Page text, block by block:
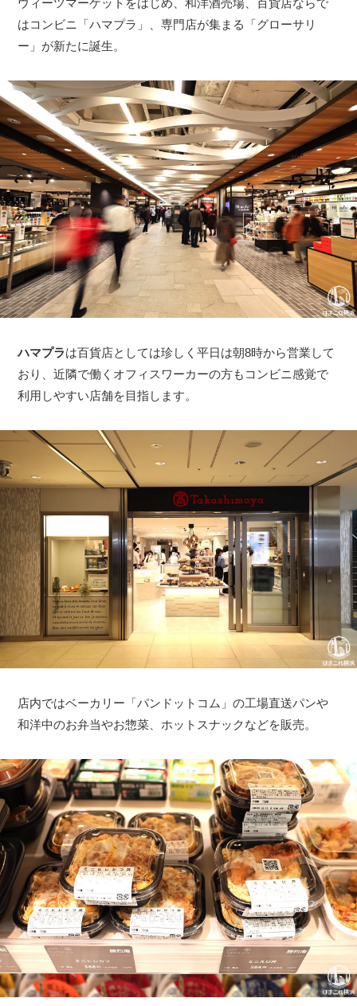
はコンビニ「ハマプラ」、専門店が集まる「グローサリ
ー」が新たに誕生。
ハマプラは百貨店としては珍しく平日は朝8時から営業して
おり、近隣で働くオフィスワーカーの方もコンビニ感覚で
利用しやすい店舗を目指します。
店内ではベーカリー「パンドットコム」の工場直送パンや
和洋中のお弁当やお惣菜、ホットスナックなどを販売。